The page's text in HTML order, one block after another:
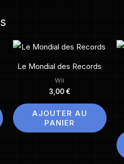
Le Mondial des Records
Wii
3,00 €
AJOUTER AU
PANIER